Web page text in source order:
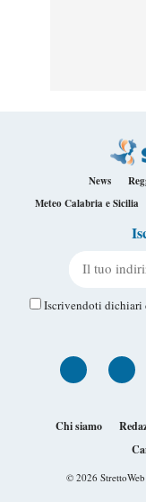
News
Meteo Calabria e Sicilia
Iscrivendoti dichiari
Chi siamo
© 2026 StrettoWeb